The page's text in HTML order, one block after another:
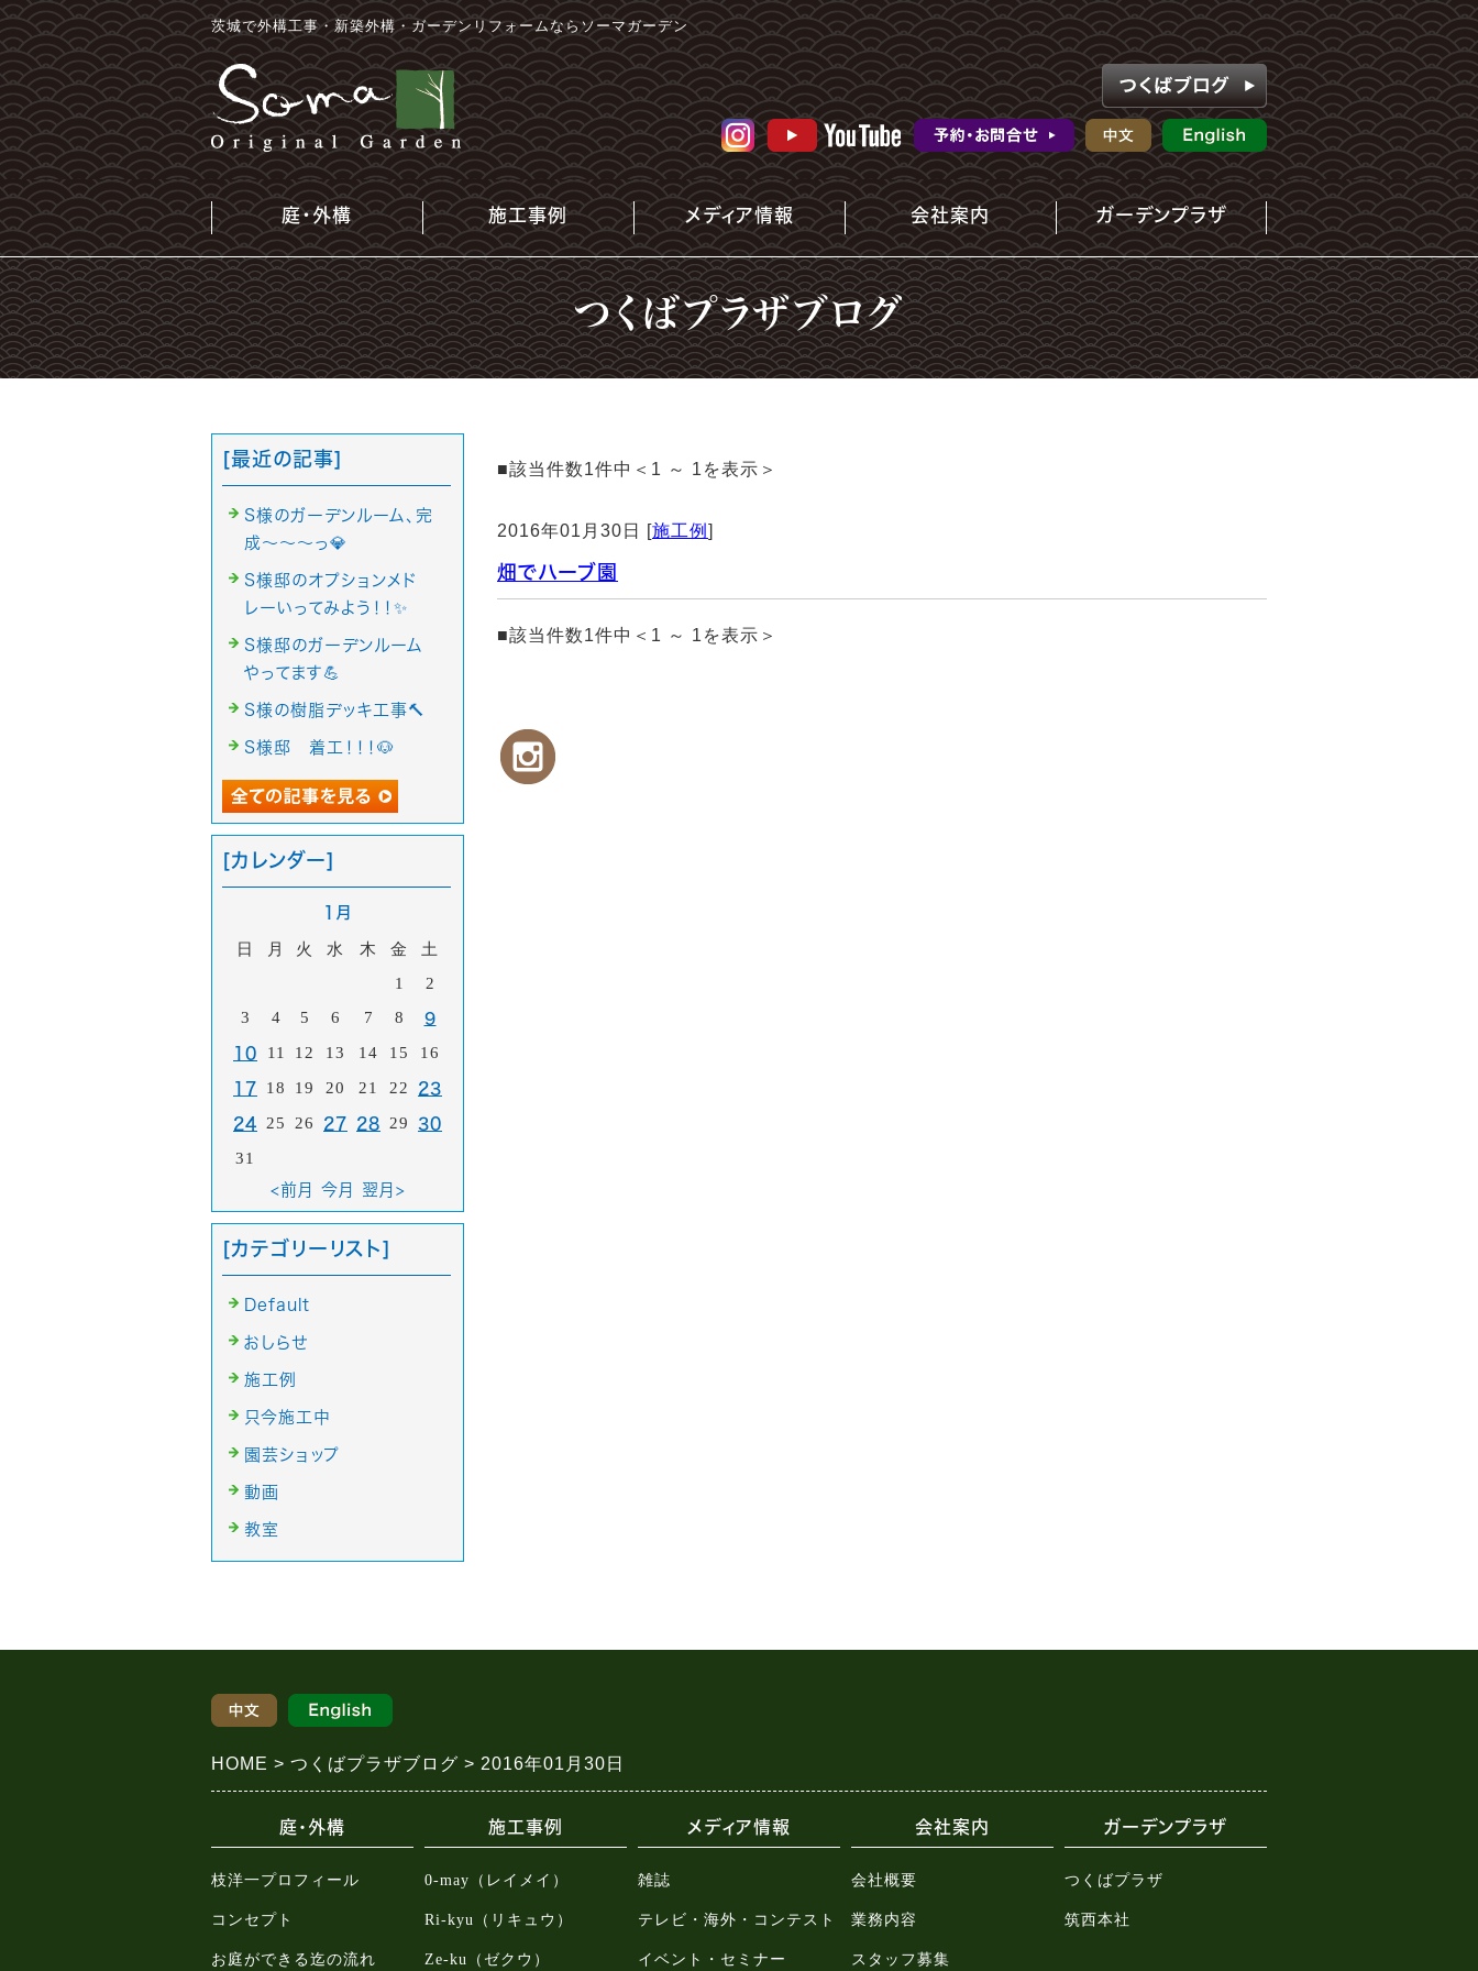
茨城で外構工事・新築外構・ガーデンリフォームならソーマガーデン
庭・外構 施工事例 メディア情報 会社案内 ガーデンプラザ
つくばプラザブログ
■該当件数1件中＜1 ～ 1を表示＞
2016年01月30日 [施工例 ]
畑でハーブ園
■該当件数1件中＜1 ～ 1を表示＞
[最近の記事]
S様のガーデンルーム、完
成～～～っ💎
S様邸のオプションメド
レーいってみよう！！✨
S様邸のガーデンルーム
やってます💪
S様の樹脂デッキ工事🔨
S様邸 着工！！！🐶
[カレンダー]
1月
日 月 火 水 木 金
土
1
2
3
4 5 6 7 8 9
10 11 12 13 14 15 16
17 18 19 20 21 22 23
24 25 26 27 28 29 30
31
<前月 今月 翌月>
[カテゴリーリスト]
Default
おしらせ
施工例
只今施工中
園芸ショップ
動画
教室
HOME つくばプラザブログ 2016年01月30日
庭・外構
枝洋一プロフィール
コンセプト
お庭ができる迄の流れ
施工事例
0-may（レイメイ）
Ri-kyu（リキュウ）
Ze-ku（ゼクウ）
メディア情報
雑誌
テレビ・海外・コンテスト
イベント・セミナー
会社案内
会社概要
業務内容
スタッフ募集
ガーデンプラザ
つくばプラザ
筑西本社